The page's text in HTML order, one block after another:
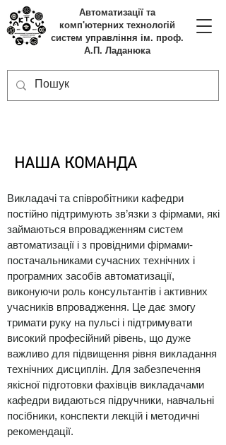
Автоматизації та
комп'ютерних технологій
систем управління ім. проф.
А.П. Ладанюка
НАША КОМАНДА
Викладачі та співробітники кафедри
постійно підтримують зв’язки з фірмами, які
займаються впровадженням систем
автоматизації і з провідними фірмами-
постачальниками сучасних технічних і
програмних засобів автоматизації,
виконуючи роль консультантів і активних
учасників впровадження. Це дає змогу
тримати руку на пульсі і підтримувати
високий професійний рівень, що дуже
важливо для підвищення рівня викладання
технічних дисциплін. Для забезпечення
якісної підготовки фахівців викладачами
кафедри видаються підручники, навчальні
посібники, конспекти лекцій і методичні
рекомендації.